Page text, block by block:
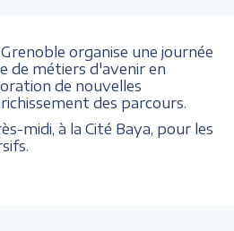
Grenoble organise une journée
de métiers d'avenir en
de nouvelles
des parcours.
midi, à la Cité Baya, pour les